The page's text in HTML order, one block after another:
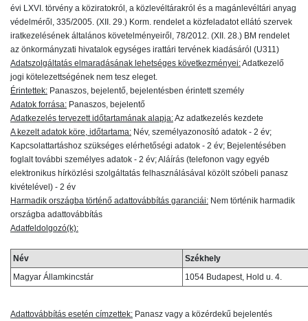
évi LXVI. törvény a köziratokról, a közlevéltárakról és a magánlevéltári anyag
védelméről, 335/2005. (XII. 29.) Korm. rendelet a közfeladatot ellátó szervek
iratkezelésének általános követelményeiről, 78/2012. (XII. 28.) BM rendelet
az önkormányzati hivatalok egységes irattári tervének kiadásáról (U311)
Adatszolgáltatás elmaradásának lehetséges következményei:Adatkezelő
jogi kötelezettségének nem tesz eleget.
Érintettek: Panaszos, bejelentő, bejelentésben érintett személy
Adatok forrása: Panaszos, bejelentő
Adatkezelés tervezett időtartamának alapja:Az adatkezelés kezdete
A kezelt adatok köre, időtartama: Név, személyazonosító adatok - 2 év;
Kapcsolattartáshoz szükséges elérhetőségi adatok - 2 év; Bejelentésében
foglalt további személyes adatok - 2 év; Aláírás (telefonon vagy egyéb
elektronikus hírközlési szolgáltatás felhasználásával közölt szóbeli panasz
kivételével) - 2 év
Harmadik országba történő adattovábbítás garanciái: Nem történik harmadik
országba adattovábbítás
Adatfeldolgozó(k):
Név
Székhely
Magyar Államkincstár
1054 Budapest, Hold u. 4.
Adattovábbítás esetén címzettek: Panasz vagy a közérdekű bejelentés